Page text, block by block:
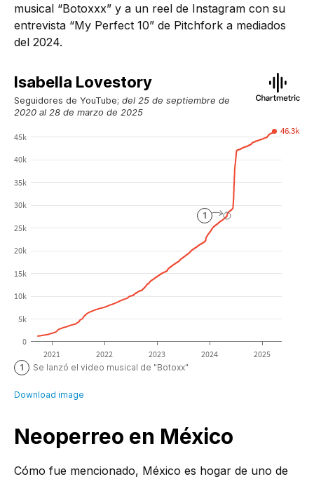
musical “Botoxxx” y a un reel de Instagram con su
entrevista “My Perfect 10” de Pitchfork a mediados
del 2024.
Neoperreo en México
Cómo fue mencionado, México es hogar de uno de